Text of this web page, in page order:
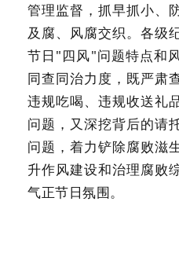
管理监督，抓早抓小、
及腐、风腐交织。各级
节日"四风"问题特点和
同查同治力度，既严肃
违规吃喝、违规收送礼
问题，又深挖背后的请
问题，着力铲除腐败滋
升作风建设和治理腐败
气正节日氛围。